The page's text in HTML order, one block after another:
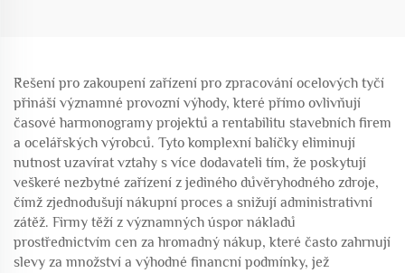
Řešení pro zakoupení zařízení pro zpracování ocelových tyčí
přináší významné provozní výhody, které přímo ovlivňují
časové harmonogramy projektů a rentabilitu stavebních firem
a ocelářských výrobců. Tyto komplexní balíčky eliminují
nutnost uzavírat vztahy s více dodavateli tím, že poskytují
veškeré nezbytné zařízení z jediného důvěryhodného zdroje,
čímž zjednodušují nákupní proces a snižují administrativní
zátěž. Firmy těží z významných úspor nákladů
prostřednictvím cen za hromadný nákup, které často zahrnují
slevy za množství a výhodné financní podmínky, jež